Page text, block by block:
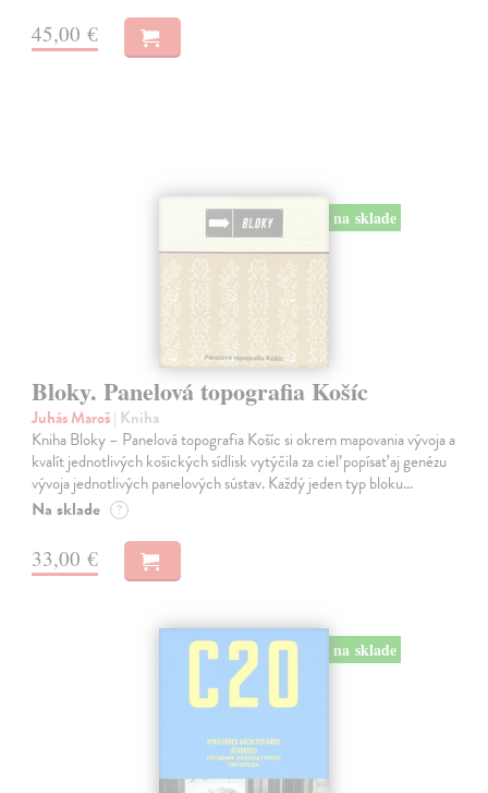
45,00 €
na sklade
Bloky. Panelová topografia Košíc
Juhás Maroš| Kniha
Kniha Bloky – Panelová topografia Košíc si okrem mapovania vývoja a
kvalít jednotlivých košických sídlisk vytýčila za cieľ popísať aj genézu
vývoja jednotlivých panelových sústav. Každý jeden typ bloku…
Na sklade ?
33,00 €
na sklade